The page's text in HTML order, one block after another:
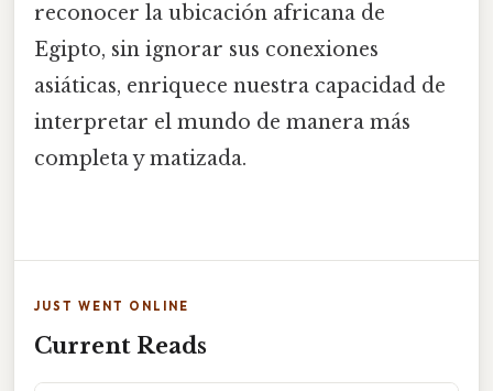
reconocer la ubicación africana de
Egipto, sin ignorar sus conexiones
asiáticas, enriquece nuestra capacidad de
interpretar el mundo de manera más
completa y matizada.
JUST WENT ONLINE
Current Reads